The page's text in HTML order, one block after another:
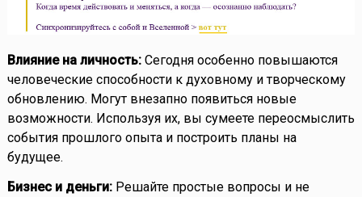
Влияние на личность:Сегодня особенно повышаются
человеческие способности к духовному и творческому
обновлению. Могут внезапно появиться новые
возможности. Используя их, вы сумеете переосмыслить
события прошлого опыта и построить планы на
будущее.
Бизнес и деньги:Решайте простые вопросы и не